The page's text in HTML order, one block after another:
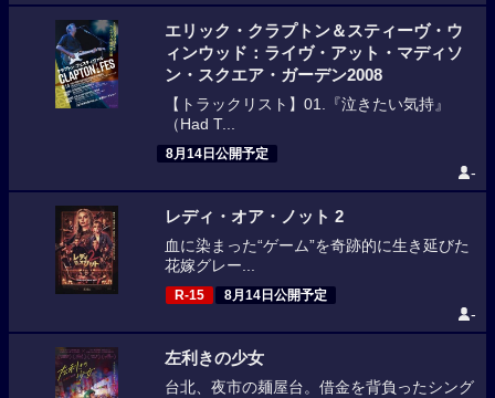
エリック・クラプトン＆スティーヴ・ウ
ィンウッド：ライヴ・アット・マディソ
ン・スクエア・ガーデン2008
【トラックリスト】01.『泣きたい気持』
（Had T...
8月14日公開予定
-
レディ・オア・ノット 2
血に染まった“ゲーム”を奇跡的に生き延びた
花嫁グレー...
R-15 8月14日公開予定
-
左利きの少女
台北、夜市の麺屋台。借金を背負ったシング